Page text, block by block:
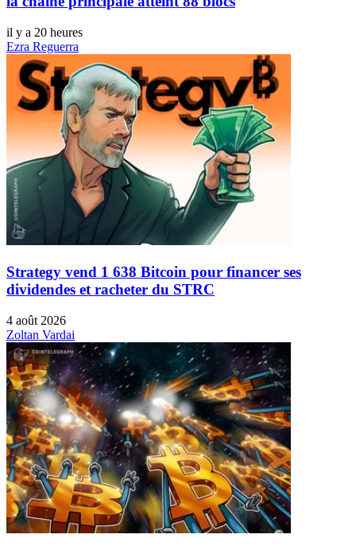
il y a 20 heures
Ezra Reguerra
Strategy vend 1 638 Bitcoin pour financer ses
dividendes et racheter du STRC
4 août 2026
Zoltan Vardai